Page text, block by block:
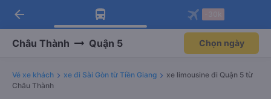
Tải app Vexere ngay!
Nhận ưu đãi thành viên độc
Mở app
Tải app Vexere
-30k/ghế khi đặt vé máy bay qua
Mở app
arrow_back
Châu Thành Quận 5 Chọn ngày
Vé xe khách xe đi Sài Gòn từ Tiền Giang
xe limousine đi Quận 5 từ
Châu Thành